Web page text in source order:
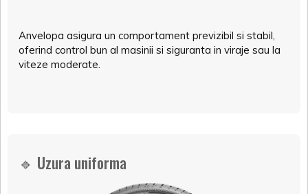
Anvelopa asigura un comportament previzibil si stabil,
oferind control bun al masinii si siguranta in viraje sau la
viteze moderate.
🔹 Uzura uniforma